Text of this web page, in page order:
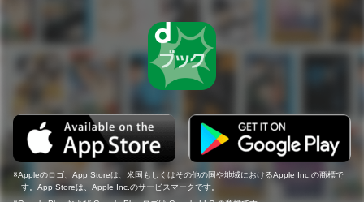
Appleのロゴ、App Storeは、米国もしくはその他の国や地域におけるApple Inc.の商標で
す。App Storeは、Apple Inc.のサービスマークです。